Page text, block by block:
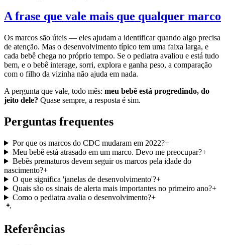
A frase que vale mais que qualquer marco
Os marcos são úteis — eles ajudam a identificar quando algo precisa
de atenção. Mas o desenvolvimento típico tem uma faixa larga, e
cada bebê chega no próprio tempo. Se o pediatra avaliou e está tudo
bem, e o bebê interage, sorri, explora e ganha peso, a comparação
com o filho da vizinha não ajuda em nada.
A pergunta que vale, todo mês: meu bebê está progredindo, do
jeito dele? Quase sempre, a resposta é sim.
Perguntas frequentes
Por que os marcos do CDC mudaram em 2022?+
Meu bebê está atrasado em um marco. Devo me preocupar?+
Bebês prematuros devem seguir os marcos pela idade do
nascimento?+
O que significa 'janelas de desenvolvimento'?+
Quais são os sinais de alerta mais importantes no primeiro ano?+
Como o pediatra avalia o desenvolvimento?+
Referências